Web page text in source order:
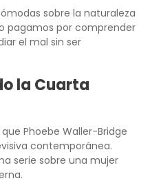
sobre la naturaleza
pagamos por comprender
el mal sin ser
la Cuarta
Phoebe Waller-Bridge
contemporánea.
serie sobre una mujer